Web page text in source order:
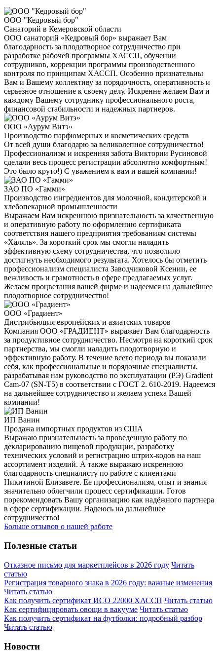
ООО "Кедровый бор"
Санаторий в Кемеровской области
ООО санаторий «Кедровый бор» выражает Вам
благодарность за плодотворное сотрудничество при
разработке рабочей программы ХАССП, обучении
сотрудников, коррекции программы производственного
контроля по принципам ХАССП. Особенно признательны
Вам и Вашему коллективу за порядочность, оперативность и
серьезное отношение к своему делу. Искренне желаем Вам и
каждому Вашему сотруднику профессионального роста,
финансовой стабильности и надежных партнеров.
ООО «Аурум Витэ»
Производство парфюмерных и косметических средств
От всей души благодарю за великолепное сотрудничество!
Профессионализм и искренняя забота Виктории Русиновой
сделали весь процесс регистрации абсолютно комфортным!
Это было круто!) С уважением к вам и вашей компании!
ЗАО ПО «Гамми»
Производство ингредиентов для молочной, кондитерской и
хлебопекарной промышленности
Выражаем Вам искреннюю признательность за качественную
и оперативную работу по оформлению сертификата
соответствия нашего предприятия требованиям системы
«Халяль». За короткий срок мы смогли наладить
эффективную схему сотрудничества, что позволило
достигнуть необходимого результата. Хотелось бы отметить
профессионализм специалиста Заводчиковой Ксении, ее
вежливость и грамотность в сфере предлагаемых услуг.
Желаем процветания вашей фирме и надеемся на дальнейшее
плодотворное сотрудничество!
ООО «Градиент»
Дистрибьюция европейских и азиатских товаров
Компания ООО «ГРАДИЕНТ» выражает Вам благодарность
за продуктивное сотрудничество. Несмотря на короткий срок
партнерства, мы смогли наладить плодотворную и
эффективную работу. В течение всего периода вы показали
себя, как профессиональные и порядочные специалисты,
разрабатывая нам руководство по эксплуатации (РЭ) Gradient
Cam-07 (SN-T5) в соответствии с ГОСТ 2. 610-2019. Надеемся
на дальнейшее сотрудничество и желаем успеха Вашей
компании!
ИП Ванин
Продажа импортных продуктов из США
Выражаю признательность за проведенную работу по
декларированию пищевой продукции, разработку
технических условий и регистрацию штрих-кодов на наш
ассортимент изделий. А также выражаю искреннюю
благодарность специалисту по работе с клиентами
Никитиной Елизавете. Ее профессионализм, опыт и знания
значительно облегчили процесс сертификации. Готов
порекомендовать Вашу организацию как надёжного партнера
в сфере сертификации. Надеюсь на дальнейшее
сотрудничество!
Больше отзывов о нашей работе
Полезные статьи
Отказное письмо для маркетплейсов в 2026 году Читать
статью
Регистрация товарного знака в 2026 году: важные изменения
Читать статью
Как получить сертификат ИСО 22000 ХАССП Читать статью
Как сертифицировать овощи в вакууме Читать статью
Как получить сертификат на футболки: подробный разбор
Читать статью
Новости